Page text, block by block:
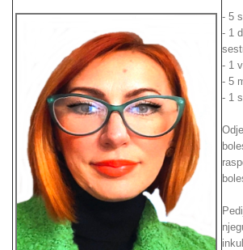
- 5
- 1
- 1
- 5
- 1